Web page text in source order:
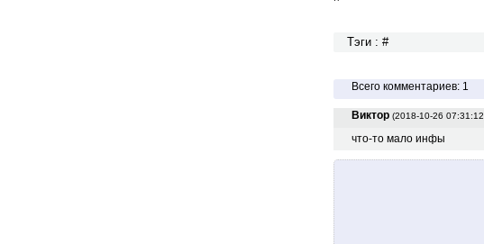
Тэги : #
Всего комментариев: 1
Виктор (2018-10-26
что-то мало инфы